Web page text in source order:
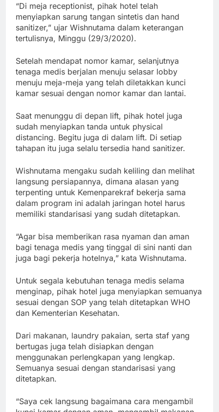
“Di meja receptionist, pihak hotel telah
menyiapkan sarung tangan sintetis dan hand
sanitizer,” ujar Wishnutama dalam keterangan
tertulisnya, Minggu (29/3/2020).
Setelah mendapat nomor kamar, selanjutnya
tenaga medis berjalan menuju selasar lobby
menuju meja-meja yang telah diletakkan kunci
kamar sesuai dengan nomor kamar dan lantai.
Saat menunggu di depan lift, pihak hotel juga
sudah menyiapkan tanda untuk physical
distancing. Begitu juga di dalam lift. Di setiap
tahapan itu juga selalu tersedia hand sanitizer.
Wishnutama mengaku sudah keliling dan melihat
langsung persiapannya, dimana alasan yang
terpenting untuk Kemenparekraf bekerja sama
dalam program ini adalah jaringan hotel harus
memiliki standarisasi yang sudah ditetapkan.
“Agar bisa memberikan rasa nyaman dan aman
bagi tenaga medis yang tinggal di sini nanti dan
juga bagi pekerja hotelnya,” kata Wishnutama.
Untuk segala kebutuhan tenaga medis selama
menginap, pihak hotel juga menyiapkan semuanya
sesuai dengan SOP yang telah ditetapkan WHO
dan Kementerian Kesehatan.
Dari makanan, laundry pakaian, serta staf yang
bertugas juga telah disiapkan dengan
menggunakan perlengkapan yang lengkap.
Semuanya sesuai dengan standarisasi yang
ditetapkan.
“Saya cek langsung bagaimana cara mengambil